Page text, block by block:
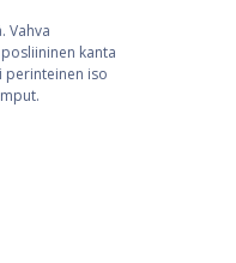
Vahva
kanta
perinteinen iso